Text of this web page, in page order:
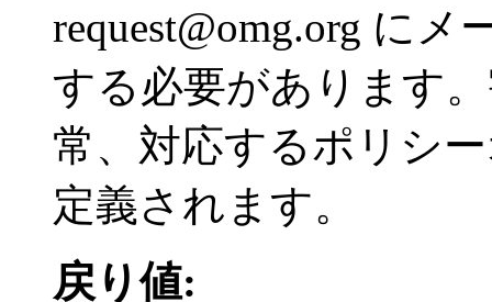
request@omg.org に
する必要があります
常、対応するポリシ
定義されます。
戻り値: